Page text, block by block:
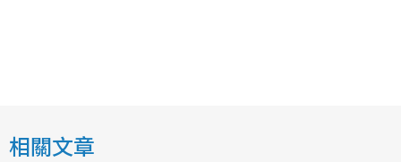
相關文章